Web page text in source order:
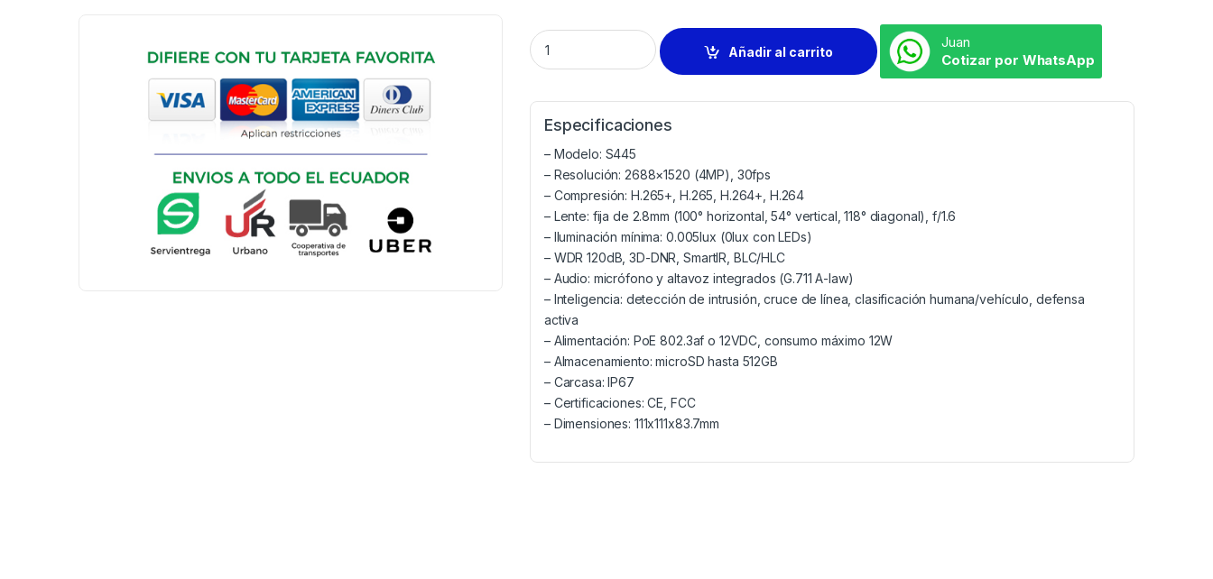
Añadir al carrito
Juan
Cotizar por WhatsApp
Especificaciones
– Modelo: S445
– Resolución: 2688×1520 (4MP), 30fps
– Compresión: H.265+, H.265, H.264+, H.264
– Lente: fija de 2.8mm (100° horizontal, 54° vertical, 118° diagonal), f/1.6
– Iluminación mínima: 0.005lux (0lux con LEDs)
– WDR 120dB, 3D-DNR, SmartIR, BLC/HLC
– Audio: micrófono y altavoz integrados (G.711 A-law)
– Inteligencia: detección de intrusión, cruce de línea, clasificación humana/vehículo, defensa
activa
– Alimentación: PoE 802.3af o 12VDC, consumo máximo 12W
– Almacenamiento: microSD hasta 512GB
– Carcasa: IP67
– Certificaciones: CE, FCC
– Dimensiones: 111x111x83.7mm